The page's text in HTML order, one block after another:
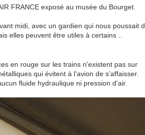
FRANCE exposé au musée du Bourget.
midi, avec un gardien qui nous poussait
elles peuvent être utiles à certains ..
en rouge sur les trains n'existent pas sur
qui évitent à l'avion de s’affaisser.
fluide hydraulique ni pression d'air.